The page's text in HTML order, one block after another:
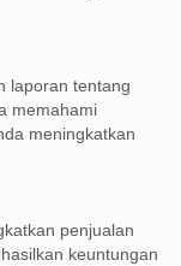
laporan tentang
memahami
meningkatkan
penjualan
keuntungan